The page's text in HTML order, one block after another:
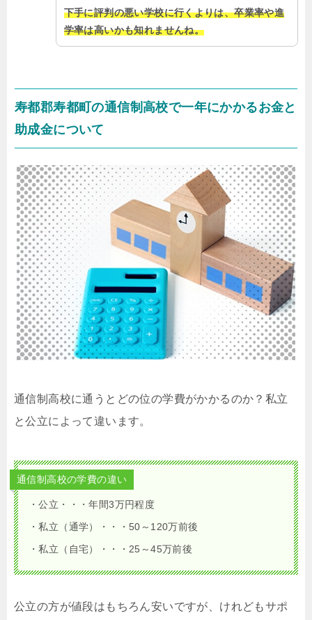
下手に評判の悪い学校に行くよりは、卒業率や進
学率は高いかも知れませんね。
寿都郡寿都町の通信制高校で一年にかかるお金と
助成金について
通信制高校に通うとどの位の学費がかかるのか？私立
と公立によって違います。
通信制高校の学費の違い
・公立・・・年間3万円程度
・私立（通学）・・・50～120万前後
・私立（自宅）・・・25～45万前後
公立の方が値段はもちろん安いですが、けれどもサポ